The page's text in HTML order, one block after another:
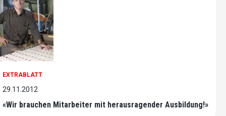
EXTRABLATT
29.11.2012
«Wir brauchen Mitarbeiter mit herausragender Ausbildung!»